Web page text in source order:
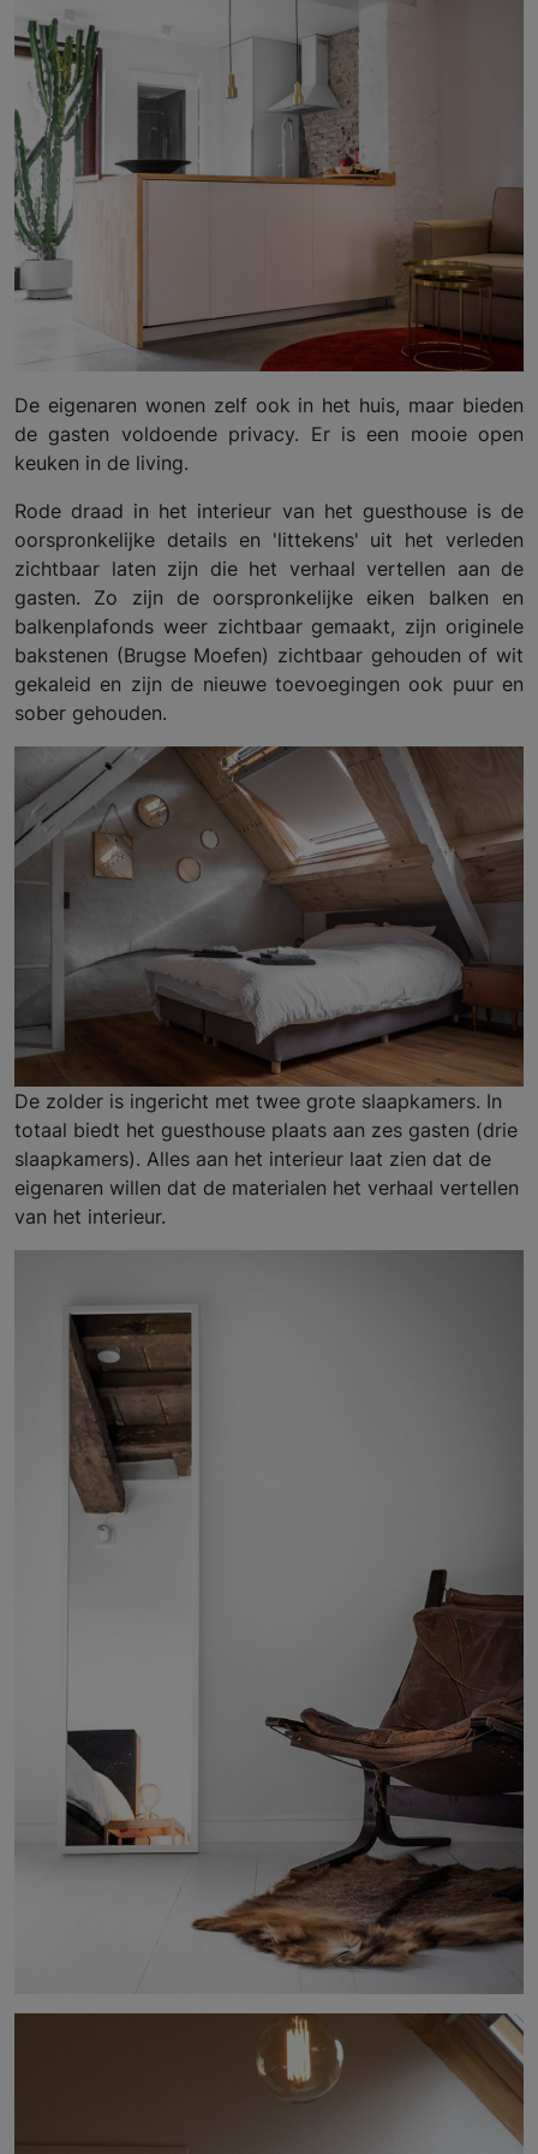
De eigenaren wonen zelf ook in het huis, maar bieden
de gasten voldoende privacy. Er is een mooie open
keuken in de living.
Rode draad in het interieur van het guesthouse is de
oorspronkelijke details en 'littekens' uit het verleden
zichtbaar laten zijn die het verhaal vertellen aan de
gasten. Zo zijn de oorspronkelijke eiken balken en
balkenplafonds weer zichtbaar gemaakt, zijn originele
bakstenen (Brugse Moefen) zichtbaar gehouden of wit
gekaleid en zijn de nieuwe toevoegingen ook puur en
sober gehouden.
De zolder is ingericht met twee grote slaapkamers. In
totaal biedt het guesthouse plaats aan zes gasten (drie
slaapkamers). Alles aan het interieur laat zien dat de
eigenaren willen dat de materialen het verhaal vertellen
van het interieur.